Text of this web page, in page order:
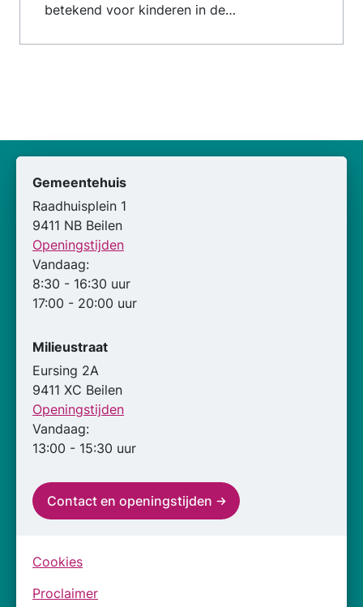
betekend voor kinderen in de…
Gemeentehuis
Raadhuisplein 1
9411 NB Beilen
Openingstijden
Vandaag:
8:30 - 16:30 uur
17:00 - 20:00 uur
Milieustraat
Eursing 2A
9411 XC Beilen
Openingstijden
Vandaag:
13:00 - 15:30 uur
Contact en openingstijden
Cookies
Proclaimer